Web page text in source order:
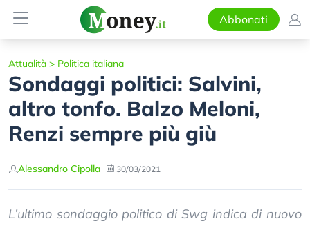
Abbonati
Attualità > Politica italiana
Sondaggi politici: Salvini,
altro tonfo. Balzo Meloni,
Renzi sempre più giù
Alessandro Cipolla 30/03/2021
L’ultimo sondaggio politico di Swg indica di nuovo